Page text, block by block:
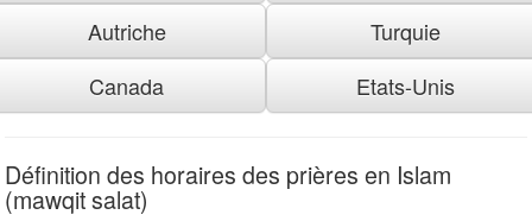
Autriche
Turquie
Canada
Etats-Unis
Définition des horaires des prières en Islam
(mawqit salat)